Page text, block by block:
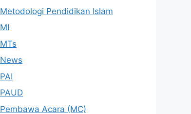
Metodologi Pendidikan Islam
MI
MTs
News
PAI
PAUD
Pembawa Acara (MC)